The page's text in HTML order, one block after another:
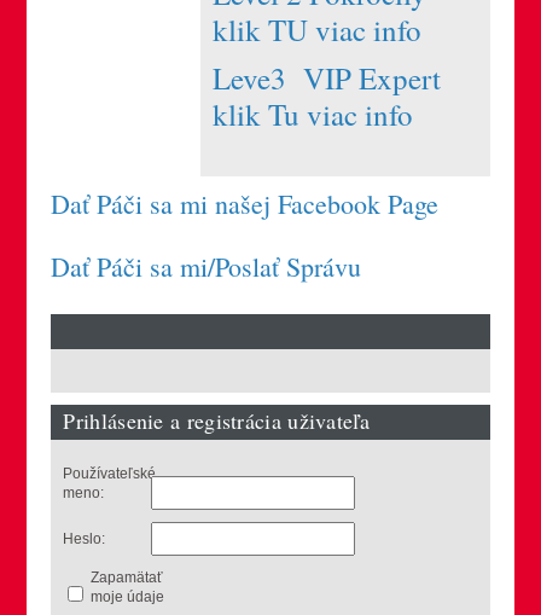
klik TU viac info
Leve3 VIP Expert
klik Tu viac info
Dať Páči sa mi našej Facebook Page
Dať Páči sa mi/Poslať Správu
Prihlásenie a registrácia uživateľa
Používateľské
meno:
Heslo:
Zapamätať
moje údaje